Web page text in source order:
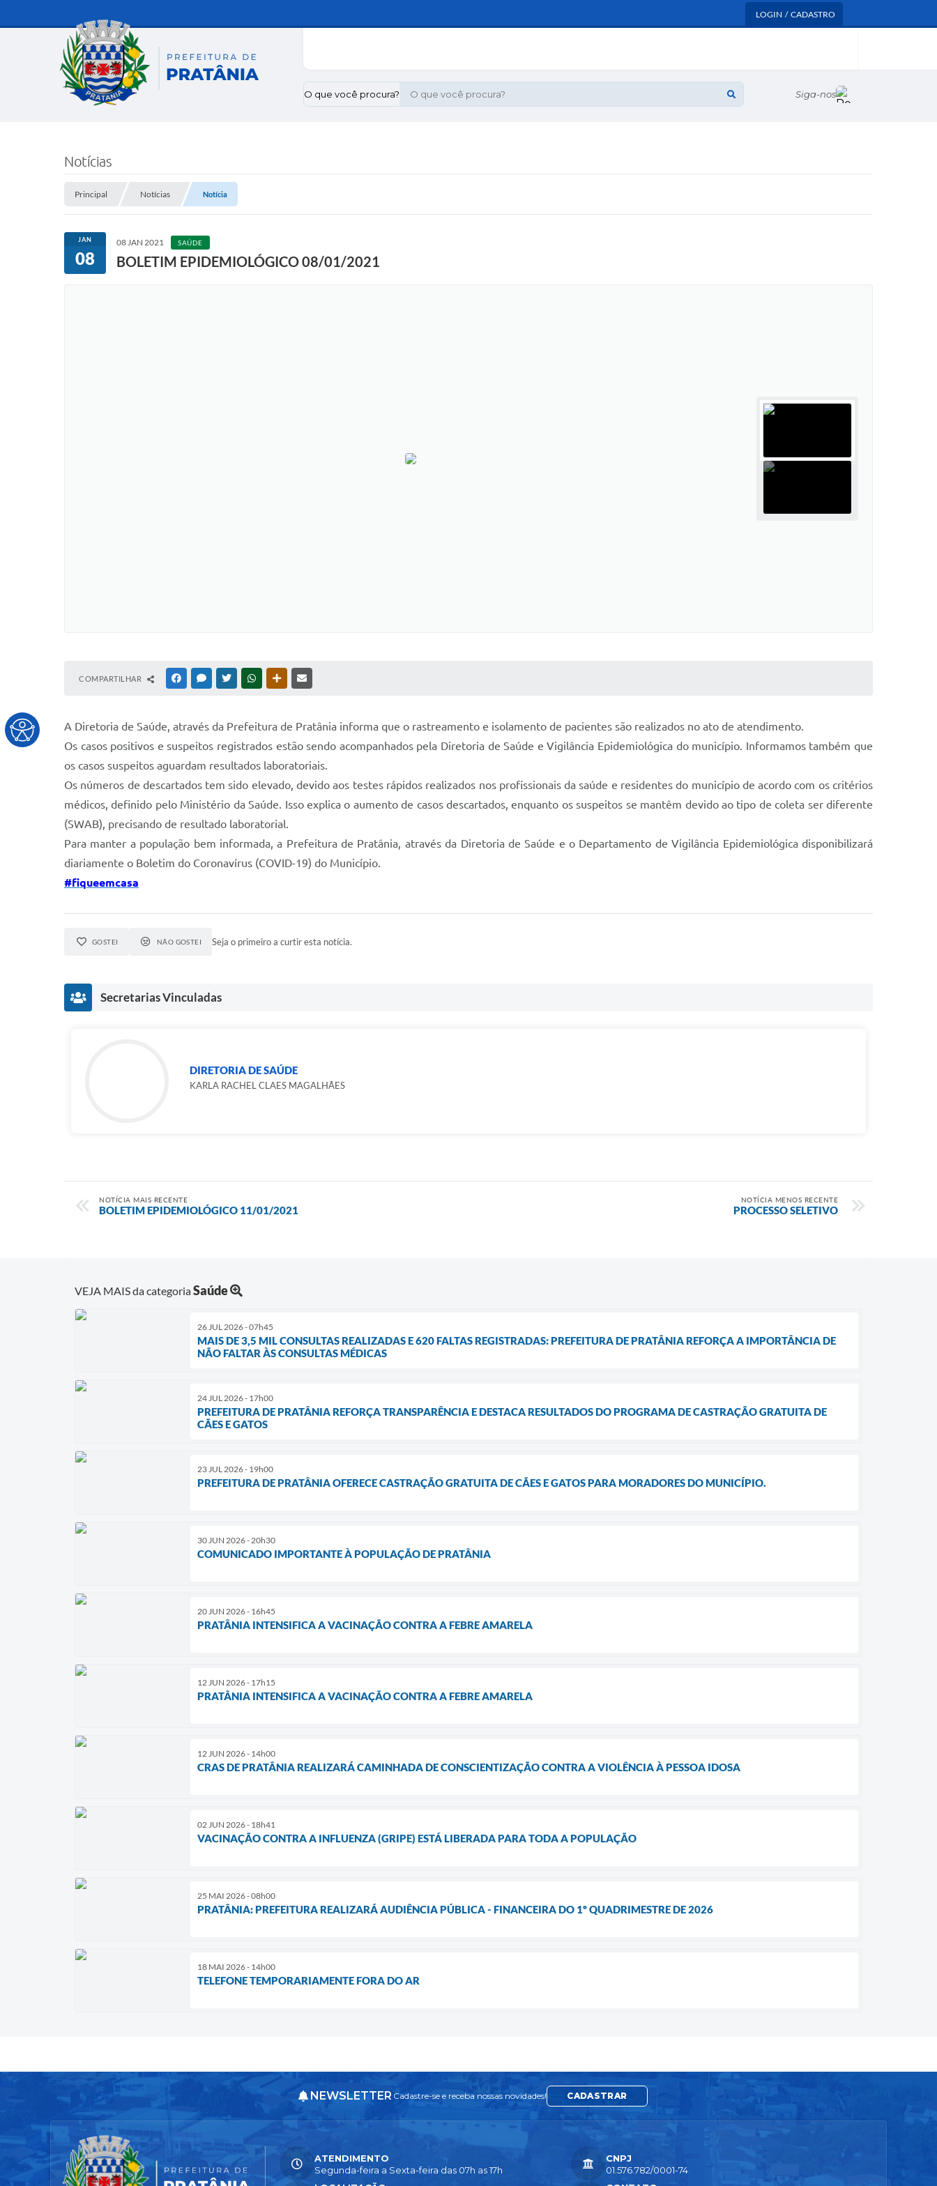
LOGIN / CADASTRO
O que você procura? Siga-nos
Notícias
Principal Notícias Notícia
JAN
08
08 JAN 2021 SAÚDE
BOLETIM EPIDEMIOLÓGICO 08/01/2021
COMPARTILHAR FACEBOOKMESSENGER
TWITTERWHATSAPPOUTRAS MÍDIAS
A Diretoria de Saúde, através da Prefeitura de Pratânia informa que o rastreamento e isolamento de pacientes são realizados no ato de atendimento.
Os casos positivos e suspeitos registrados estão sendo acompanhados pela Diretoria de Saúde e Vigilância Epidemiológica do município. Informamos também que
os casos suspeitos aguardam resultados laboratoriais.
Os números de descartados tem sido elevado, devido aos testes rápidos realizados nos profissionais da saúde e residentes do município de acordo com os critérios
médicos, definido pelo Ministério da Saúde. Isso explica o aumento de casos descartados, enquanto os suspeitos se mantêm devido ao tipo de coleta ser diferente
(SWAB), precisando de resultado laboratorial.
Para manter a população bem informada, a Prefeitura de Pratânia, através da Diretoria de Saúde e o Departamento de Vigilância Epidemiológica disponibilizará
diariamente o Boletim do Coronavírus (COVID-19) do Município.
#fiqueemcasa
GOSTEI NÃO GOSTEI Seja o primeiro a curtir esta notícia.
Secretarias Vinculadas
DIRETORIA DE SAÚDE
KARLA RACHEL CLAES MAGALHÃES
NOTÍCIA MAIS RECENTE
BOLETIM EPIDEMIOLÓGICO 11/01/2021
NOTÍCIA MENOS RECENTE
PROCESSO SELETIVO
VEJA MAIS da categoriaSaúde
26 JUL 2026 - 07h45
MAIS DE 3,5 MIL CONSULTAS REALIZADAS E 620 FALTAS REGISTRADAS: PREFEITURA DE PRATÂNIA REFORÇA A IMPORTÂNCIA DE
NÃO FALTAR ÀS CONSULTAS MÉDICAS
24 JUL 2026 - 17h00
PREFEITURA DE PRATÂNIA REFORÇA TRANSPARÊNCIA E DESTACA RESULTADOS DO PROGRAMA DE CASTRAÇÃO GRATUITA DE
CÃES E GATOS
23 JUL 2026 - 19h00
PREFEITURA DE PRATÂNIA OFERECE CASTRAÇÃO GRATUITA DE CÃES E GATOS PARA MORADORES DO MUNICÍPIO.
30 JUN 2026 - 20h30
COMUNICADO IMPORTANTE À POPULAÇÃO DE PRATÂNIA
20 JUN 2026 - 16h45
PRATÂNIA INTENSIFICA A VACINAÇÃO CONTRA A FEBRE AMARELA
12 JUN 2026 - 17h15
PRATÂNIA INTENSIFICA A VACINAÇÃO CONTRA A FEBRE AMARELA
12 JUN 2026 - 14h00
CRAS DE PRATÂNIA REALIZARÁ CAMINHADA DE CONSCIENTIZAÇÃO CONTRA A VIOLÊNCIA À PESSOA IDOSA
02 JUN 2026 - 18h41
VACINAÇÃO CONTRA A INFLUENZA (GRIPE) ESTÁ LIBERADA PARA TODA A POPULAÇÃO
25 MAI 2026 - 08h00
PRATÂNIA: PREFEITURA REALIZARÁ AUDIÊNCIA PÚBLICA - FINANCEIRA DO 1º QUADRIMESTRE DE 2026
18 MAI 2026 - 14h00
TELEFONE TEMPORARIAMENTE FORA DO AR
NEWSLETTER Cadastre-se e receba nossas novidades! CADASTRAR
ATENDIMENTO
Segunda-feira a Sexta-feira das 07h as 17h
CNPJ
01.576.782/0001-74